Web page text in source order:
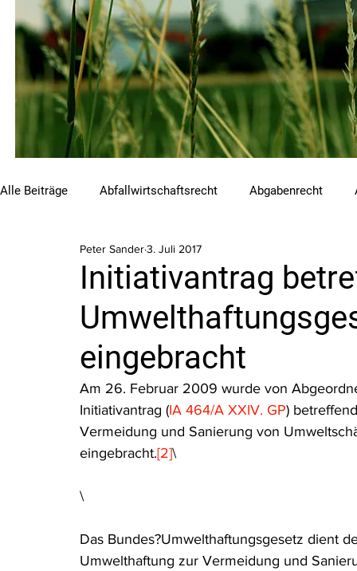
Alle Beiträge Abfallwirtschaftsrecht Abgabenrecht
Beihilfen und Förderungen
Luftreinhalterecht Naturschutzrecht
Rohstoffrecht (Umwelt-)Strafrecht Tierschutzrecht
Verfahrensrecht Vergaberecht
Initiativantrag
eingebracht
Peter Sander3. Juli 2017
Am 26. Februar 2009 wurde von
Initiativantrag (IA 464/A XXIV. GP)
Vermeidung und Sanierung von
eingebracht.[2]\
\
Das Bundes?Umwelthaftungsgesetz dient
Umwelthaftung zur Vermeidung und